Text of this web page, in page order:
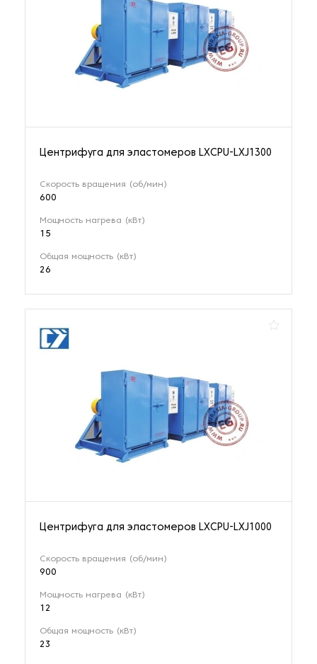
Центрифуга для эластомеров LXCPU-LXJ1300
Скорость вращения (об/мин)
600
Мощность нагрева (кВт)
15
Общая мощность (кВт)
26
Центрифуга для эластомеров LXCPU-LXJ1000
Скорость вращения (об/мин)
900
Мощность нагрева (кВт)
12
Общая мощность (кВт)
23